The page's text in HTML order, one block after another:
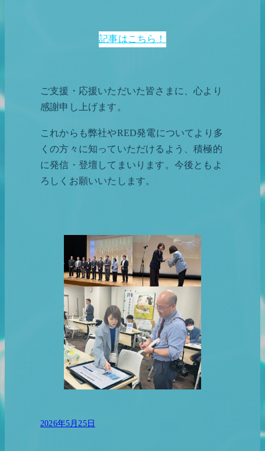
記事はこちら！
ご支援・応援いただいた皆さまに、心より
感謝申し上げます。
これからも弊社やRED発電についてより多
くの方々に知っていただけるよう、積極的
に発信・登壇してまいります。今後ともよ
ろしくお願いいたします。
2026年5月25日